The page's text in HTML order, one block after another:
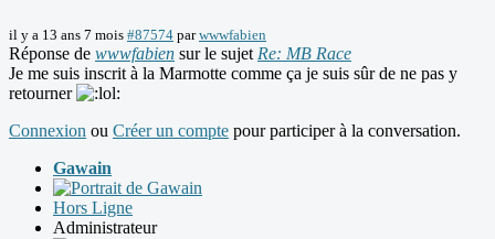
il y a 13 ans 7 mois #87574 parwwwfabien
Réponse de wwwfabien sur le sujet Re: MB Race
Je me suis inscrit à la Marmotte comme ça je suis sûr de ne pas y
retourner
Connexion ou Créer un compte pour participer à la conversation.
Gawain
Hors Ligne
Administrateur